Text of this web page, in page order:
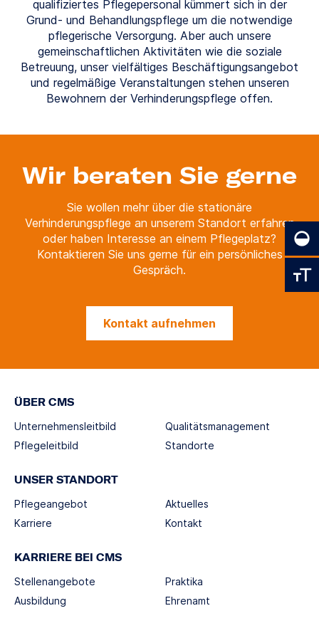
qualifiziertes Pflegepersonal kümmert sich in der
Grund- und Behandlungspflege um die notwendige
pflegerische Versorgung. Aber auch unsere
gemeinschaftlichen Aktivitäten wie die soziale
Betreuung, unser vielfältiges Beschäftigungsangebot
und regelmäßige Veranstaltungen stehen unseren
Bewohnern der Verhinderungspflege offen.
Wir beraten Sie gerne
Sie wollen mehr über die stationäre
Verhinderungspflege an unserem Standort erfahren
oder haben Interesse an einem Pflegeplatz?
Kontaktieren Sie uns gerne für ein persönliches
Gespräch.
Kontakt aufnehmen
ÜBER CMS
Unternehmensleitbild
Pflegeleitbild
Qualitätsmanagement
Standorte
UNSER STANDORT
Pflegeangebot
Karriere
Aktuelles
Kontakt
KARRIERE BEI CMS
Stellenangebote
Ausbildung
Praktika
Ehrenamt